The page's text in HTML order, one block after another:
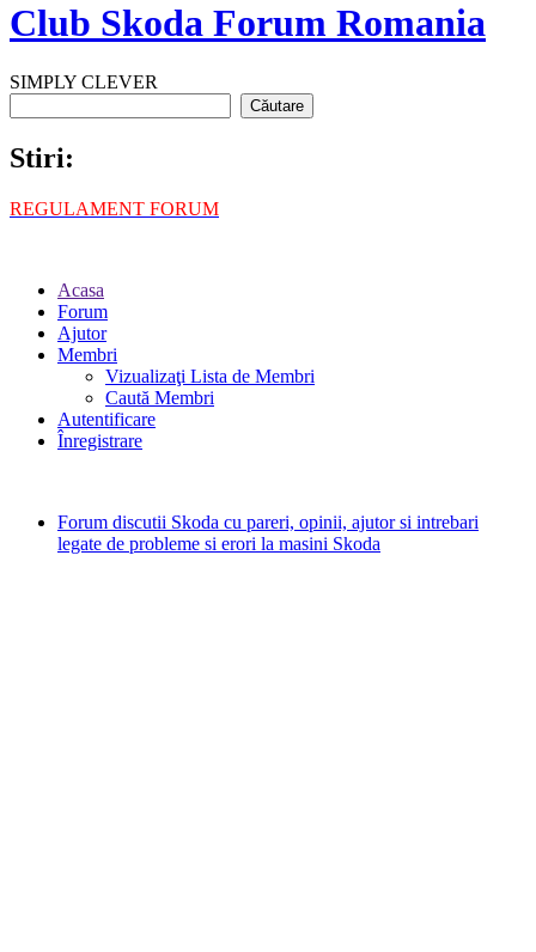
Club Skoda Forum Romania
SIMPLY CLEVER
Stiri:
REGULAMENT FORUM
Acasa
Forum
Ajutor
Membri
Vizualizaţi Lista de Membri
Caută Membri
Autentificare
Înregistrare
Forum discutii Skoda cu pareri, opinii, ajutor si intrebari
legate de probleme si erori la masini Skoda